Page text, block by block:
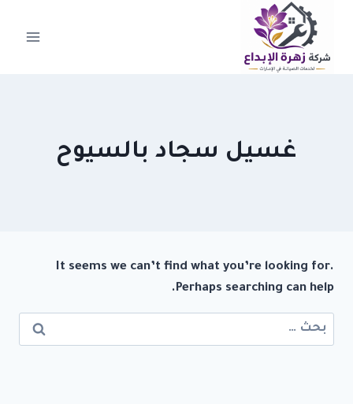
التجاوز
المحتوى
غسيل سجاد بالسيوح
It seems we can’t find what you’re looking for.
Perhaps searching can help.
البحث
عن: